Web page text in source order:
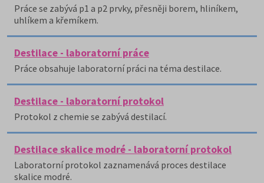
Práce se zabývá p1 a p2 prvky, přesněji borem, hliníkem,
uhlíkem a křemíkem.
Destilace - laboratorní práce
Práce obsahuje laboratorní práci na téma destilace.
Destilace - laboratorní protokol
Protokol z chemie se zabývá destilací.
Destilace skalice modré - laboratorní protokol
Laboratorní protokol zaznamenává proces destilace
skalice modré.